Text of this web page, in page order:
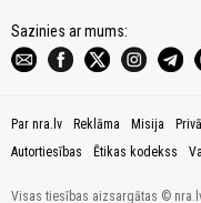
Sazinies ar mums:
Par nra.lv Reklāma Misija
Autortiesības
Ētikas kodekss
Visas tiesības aizsargātas ©